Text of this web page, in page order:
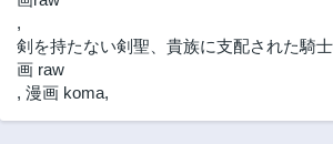
,
剣を持たない剣聖、貴族に支配された騎
画 raw
, 漫画 koma,